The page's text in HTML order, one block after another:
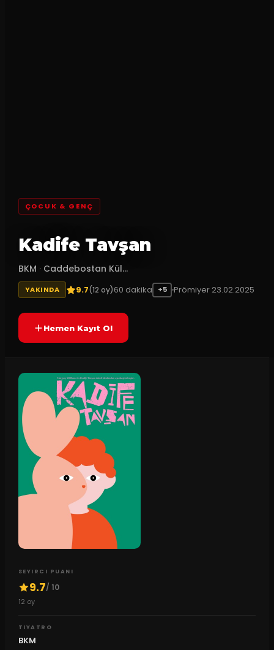
ÇOCUK & GENÇ
Kadife Tavşan
BKM · Caddebostan Kül...
YAKINDA 9.7(12 oy)60 dakika +5 Prömiyer 23.02.2025
Hemen Kayıt Ol
SEYIRCI PUANI
9.7/ 10
12 oy
TIYATRO
BKM